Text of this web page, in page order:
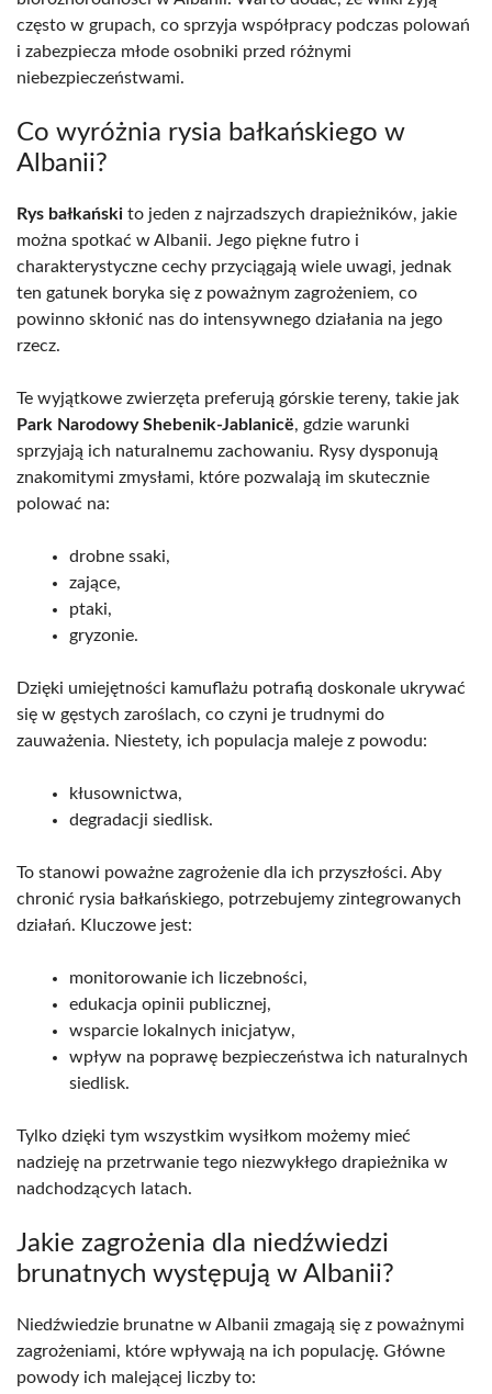
często w grupach, co sprzyja współpracy podczas polowań
i zabezpiecza młode osobniki przed różnymi
niebezpieczeństwami.
Co wyróżnia rysia bałkańskiego w
Albanii?
Rys bałkański to jeden z najrzadszych drapieżników, jakie
można spotkać w Albanii. Jego piękne futro i
charakterystyczne cechy przyciągają wiele uwagi, jednak
ten gatunek boryka się z poważnym zagrożeniem, co
powinno skłonić nas do intensywnego działania na jego
rzecz.
Te wyjątkowe zwierzęta preferują górskie tereny, takie jak
Park Narodowy Shebenik-Jablanicë, gdzie warunki
sprzyjają ich naturalnemu zachowaniu. Rysy dysponują
znakomitymi zmysłami, które pozwalają im skutecznie
polować na:
drobne ssaki,
zające,
ptaki,
gryzonie.
Dzięki umiejętności kamuflażu potrafią doskonale ukrywać
się w gęstych zaroślach, co czyni je trudnymi do
zauważenia. Niestety, ich populacja maleje z powodu:
kłusownictwa,
degradacji siedlisk.
To stanowi poważne zagrożenie dla ich przyszłości. Aby
chronić rysia bałkańskiego, potrzebujemy zintegrowanych
działań. Kluczowe jest:
monitorowanie ich liczebności,
edukacja opinii publicznej,
wsparcie lokalnych inicjatyw,
wpływ na poprawę bezpieczeństwa ich naturalnych
siedlisk.
Tylko dzięki tym wszystkim wysiłkom możemy mieć
nadzieję na przetrwanie tego niezwykłego drapieżnika w
nadchodzących latach.
Jakie zagrożenia dla niedźwiedzi
brunatnych występują w Albanii?
Niedźwiedzie brunatne w Albanii zmagają się z poważnymi
zagrożeniami, które wpływają na ich populację. Główne
powody ich malejącej liczby to: